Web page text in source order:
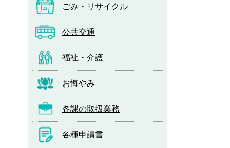
ごみ・リサイクル
公共交通
福祉・介護
お悔やみ
各課の取扱業務
各種申請書